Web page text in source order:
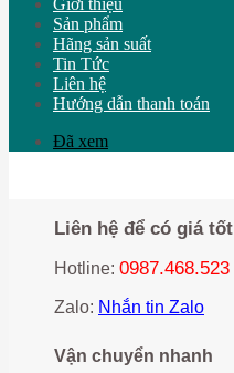
Giới thiệu
Sản phẩm
Hãng sản suất
Tin Tức
Liên hệ
Hướng dẫn thanh toán
Đã xem
Liên hệ để có giá
Hotline: 0987.468.523
Zalo: Nhắn tin Zalo
Vận chuyển nhanh